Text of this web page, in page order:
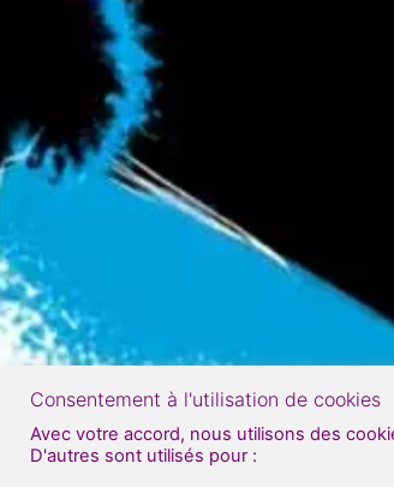
Consentement à l'utilisation de cookies
Avec votre accord, nous utilisons des
D'autres sont utilisés pour :